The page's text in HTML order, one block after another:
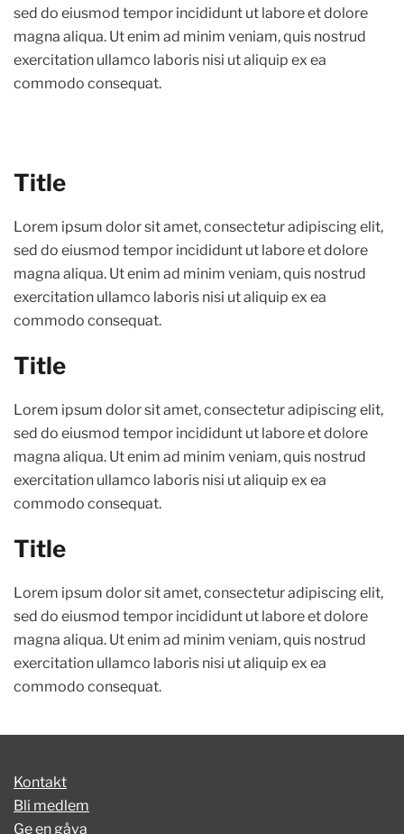
sed do eiusmod tempor incididunt ut labore et dolore
magna aliqua. Ut enim ad minim veniam, quis nostrud
exercitation ullamco laboris nisi ut aliquip ex ea
commodo consequat.
Title
Lorem ipsum dolor sit amet, consectetur adipiscing elit,
sed do eiusmod tempor incididunt ut labore et dolore
magna aliqua. Ut enim ad minim veniam, quis nostrud
exercitation ullamco laboris nisi ut aliquip ex ea
commodo consequat.
Title
Lorem ipsum dolor sit amet, consectetur adipiscing elit,
sed do eiusmod tempor incididunt ut labore et dolore
magna aliqua. Ut enim ad minim veniam, quis nostrud
exercitation ullamco laboris nisi ut aliquip ex ea
commodo consequat.
Title
Lorem ipsum dolor sit amet, consectetur adipiscing elit,
sed do eiusmod tempor incididunt ut labore et dolore
magna aliqua. Ut enim ad minim veniam, quis nostrud
exercitation ullamco laboris nisi ut aliquip ex ea
commodo consequat.
Kontakt
Bli medlem
Ge en gåva